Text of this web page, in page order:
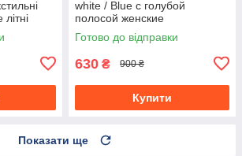
white / Blue с голубой
полосой женские
текстильные весна- лето
Готово до відправки
630 ₴ 900 ₴
Купити
Показати ще